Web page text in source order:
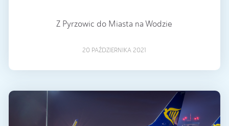
Z Pyrzowic do Miasta na Wodzie
20 PAŹDZIERNIKA 2021